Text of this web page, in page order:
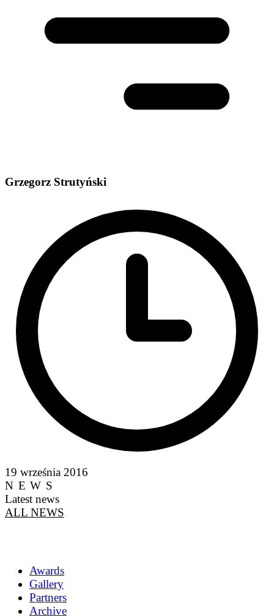
Grzegorz Strutyński
19 września 2016
NEWS
Latest news
ALL NEWS
Awards
Gallery
Partners
Archive